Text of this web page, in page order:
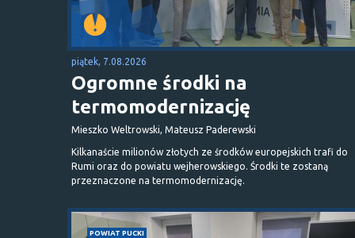
piątek, 7.08.2026
Ogromne środki na
termomodernizację
Mieszko Weltrowski, Mateusz Paderewski
Kilkanaście milionów złotych ze środków europejskich trafi do
Rumi oraz do powiatu wejherowskiego. Środki te zostaną
przeznaczone na termomodernizację.
POWIAT PUCKI